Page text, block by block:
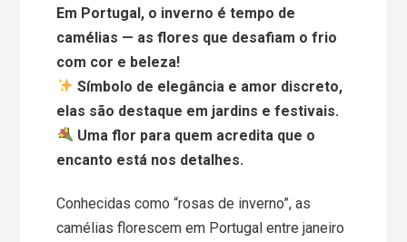
Em Portugal, o inverno é tempo de
camélias — as flores que desafiam o frio
com cor e beleza!
Símbolo de elegância e amor discreto,
elas são destaque em jardins e festivais.
Uma flor para quem acredita que o
encanto está nos detalhes.
Conhecidas como “rosas de inverno”, as
camélias florescem em Portugal entre janeiro